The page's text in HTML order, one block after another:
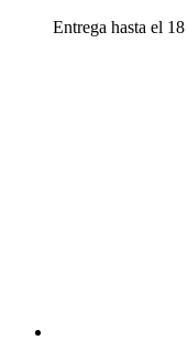
Entrega hasta el